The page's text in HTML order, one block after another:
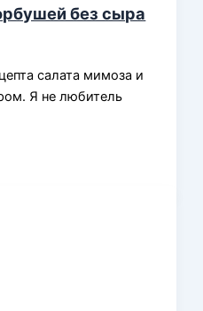
без сыра
салата мимоза и
Я не любитель